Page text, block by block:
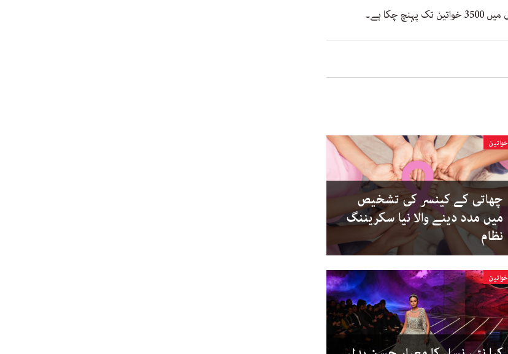
خواتین
چھاتی کے کینسر کی تشخیص
میں مدد دینے والا نیا سکریننگ
نظام
خواتین